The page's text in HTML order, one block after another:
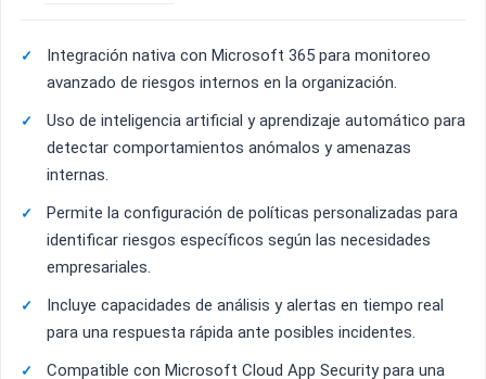
Integración nativa con Microsoft 365 para monitoreo
avanzado de riesgos internos en la organización.
Uso de inteligencia artificial y aprendizaje automático para
detectar comportamientos anómalos y amenazas
internas.
Permite la configuración de políticas personalizadas para
identificar riesgos específicos según las necesidades
empresariales.
Incluye capacidades de análisis y alertas en tiempo real
para una respuesta rápida ante posibles incidentes.
Compatible con Microsoft Cloud App Security para una